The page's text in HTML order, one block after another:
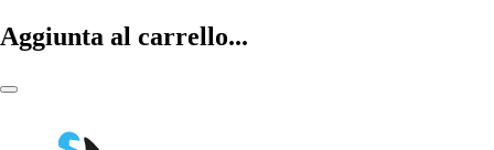
Aggiunta al carrello...